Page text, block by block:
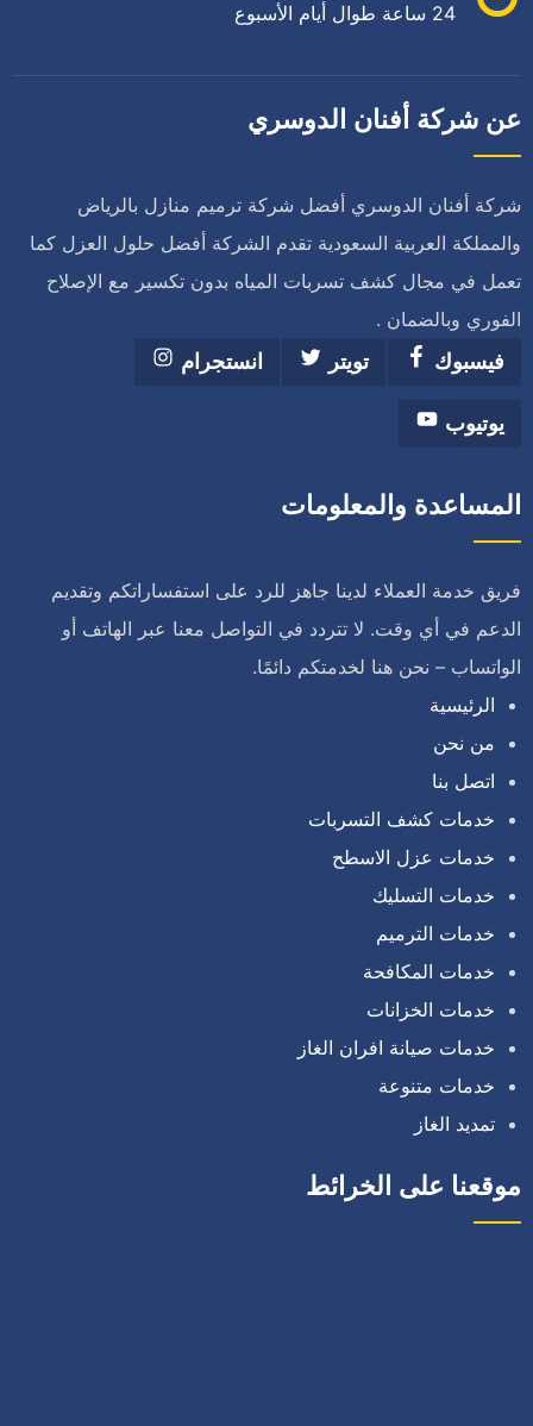
24 ساعة طوال أيام الأسبوع
عن شركة أفنان الدوسري
شركة أفنان الدوسري أفضل شركة ترميم منازل بالرياض
والمملكة العربية السعودية تقدم الشركة أفضل حلول العزل كما
تعمل في مجال كشف تسربات المياه بدون تكسير مع الإصلاح
الفوري وبالضمان .
فيسبوك
تويتر انستجرام
يوتيوب
المساعدة والمعلومات
فريق خدمة العملاء لدينا جاهز للرد على استفساراتكم وتقديم
الدعم في أي وقت. لا تتردد في التواصل معنا عبر الهاتف أو
الواتساب – نحن هنا لخدمتكم دائمًا.
الرئيسية
من نحن
اتصل بنا
خدمات كشف التسربات
خدمات عزل الاسطح
خدمات التسليك
خدمات الترميم
خدمات المكافحة
خدمات الخزانات
خدمات صيانة افران الغاز
خدمات متنوعة
تمديد الغاز
موقعنا على الخرائط